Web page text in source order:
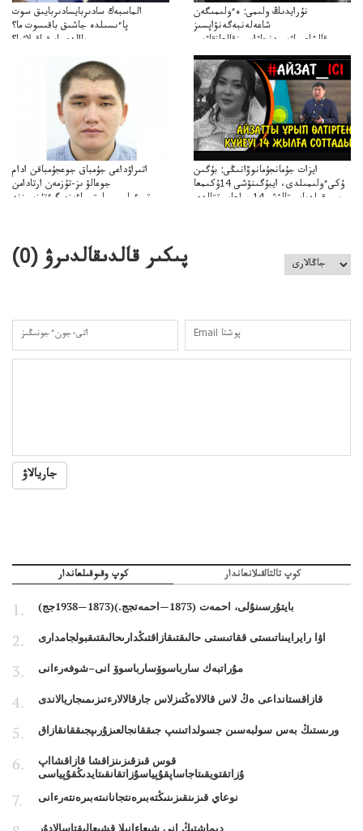
الماسبەك سادىربايسادىربايىق سوت
پاءىسىلدە جاشىق باقىسوت ما؟
پاالدەجابىقباقىلاۋما؟
نۇرايدىڭ ولىمى: ەءولىمىگەن
شاعەلەنبەگەنۋاپسىز
قالشاعىماۋىپمەنجاۋاپسىزقالعانقاۋىپ
اتىراۋداعى جۇمباق جوعجۇمباقن ادام
جوعالۋ ىز-تۇزمەن ارتادامن
وتبءولىمىپوليتسياءىزەرگءتۇزسىزنە
ايزات جۇمانجۇمانوۆانىڭى: بۇگىن
ۇكىءولىمىلدى، ايبۇگىنۋشى 14ۇكىمعا
سووقىلدىايىپتالۋشى14جىلعاسوتتالدى
پىكىر قالدىقالدىرۋ (0
)
جاريالاۋ
كوپ وقىوقىلعاندار كوپ تالتالقىلانعاندار
بايتۇرسىنۇلى، احمەت (1873—احمەتجج.)(1873—1938جج)
اۋا رايرايىناتىستى ققاتىستى حالىقتىقازاقتىڭدارىحالىقتىقبولجامدارى
مۇراتبەك سارباسوۆسارباسوۆ انى–شوفەرءانى
قازاقستانداعى ەڭ لاس قالالاەڭتىزلاس جارقالالارءتىزىمىجاريالاندى
ورىستىڭ بەس سولبەسىن جسولداتىنىپ جىققانجالعىزۇرىپجىققانقازاق
قوس قىزقىزىنزاقشا قازاقشااپ
ۇزاتقتويقىتاجاساپقۇپياسۇزاتقانقىتايدىڭقۇپياسى
نوعاي قىزىنقىزىنىڭتەبىرەنتجانانىتەبىرەنتەرءانى
ديماشتىڭ انى شىعاءانىلا قشىعالىقتاسالادۇر